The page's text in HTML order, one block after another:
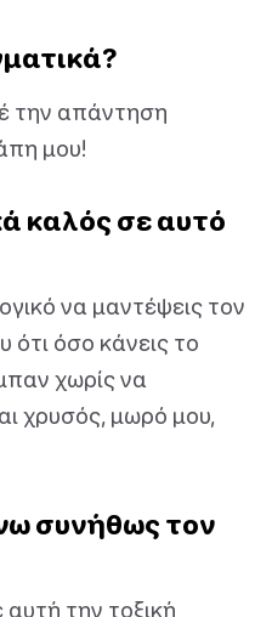
την απάντηση
μου!
καλός σε αυτό
να μαντέψεις τον
όσο κάνεις το
χωρίς να
χρυσός, μωρό μου,
συνήθως τον
την τοξική